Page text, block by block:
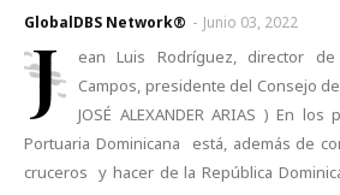
GlobalDBS Network® - Junio 03, 2022
J
ean Luis Rodríguez, director
Campos, presidente del Consejo
JOSÉ ALEXANDER ARIAS ) En
Portuaria Dominicana está, además de
cruceros y hacer de la República